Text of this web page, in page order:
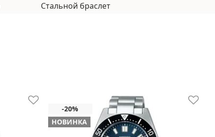
Стальной браслет
НОВИНКА